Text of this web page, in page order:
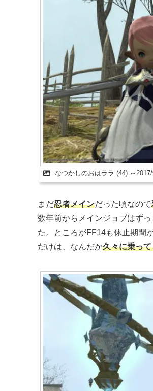
なつかしのおはララ (44) ～
まだ忍者メインだった頃なので
数年前からメインジョブはずっ
た。ところがFF14も休止期間
だけは、なんだか久々に乗っ